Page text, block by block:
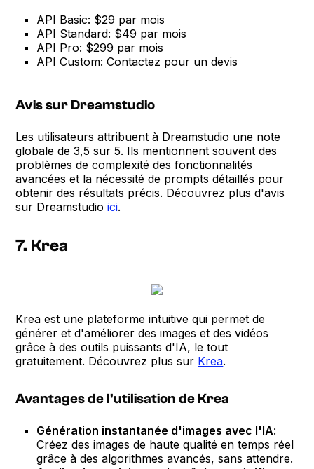
API Basic: $29 par mois
API Standard: $49 par mois
API Pro: $299 par mois
API Custom: Contactez pour un devis
Avis sur Dreamstudio
Les utilisateurs attribuent à Dreamstudio une note
globale de 3,5 sur 5. Ils mentionnent souvent des
problèmes de complexité des fonctionnalités
avancées et la nécessité de prompts détaillés pour
obtenir des résultats précis. Découvrez plus d'avis
sur Dreamstudioici.
7. Krea
Krea est une plateforme intuitive qui permet de
générer et d'améliorer des images et des vidéos
grâce à des outils puissants d'IA, le tout
gratuitement. Découvrez plus sur Krea.
Avantages de l'utilisation de Krea
Génération instantanée d'images avec l'IA:
Créez des images de haute qualité en temps réel
grâce à des algorithmes avancés, sans attendre.